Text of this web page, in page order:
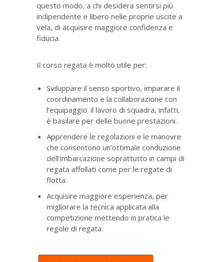
questo modo, a chi desidera sentirsi più
indipendente e libero nelle proprie uscite a
vela, di acquisire maggiore confidenza e
fiducia.
Il corso regata è molto utile per:
Sviluppare il senso sportivo, imparare il
coordinamento e la collaborazione con
l’equipaggio: il lavoro di squadra, infatti,
è basilare per delle buone prestazioni.
Apprendere le regolazioni e le manovre
che consentono un’ottimale conduzione
dell’imbarcazione soprattutto in campi di
regata affollati come per le regate di
flotta.
Acquisire maggiore esperienza, per
migliorare la tecnica applicata alla
competizione mettendo in pratica le
regole di regata.